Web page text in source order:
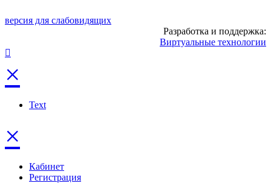
версия для слабовидящих
Разработка и поддержка:
Виртуальные технологии
×
Text
×
Кабинет
Регистрация